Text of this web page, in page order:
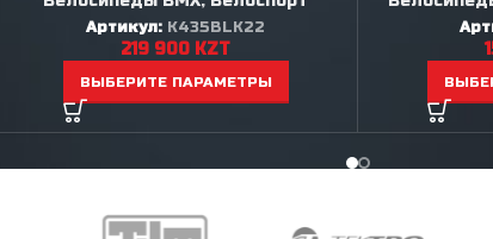
Артикул: K435BLK22
219 900 KZT
ВЫБЕРИТЕ ПАРАМЕТРЫ